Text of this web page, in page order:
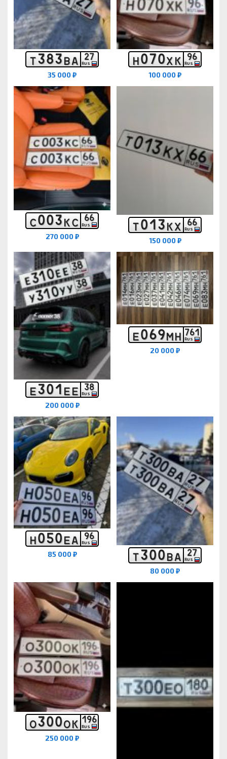
Т383ВА 27
RUS
35 000 ₽
Н070ХК 96
RUS
100 000 ₽
С003КС 66
RUS
270 000 ₽
Т013КХ 66
RUS
150 000 ₽
Е301ЕЕ 38
RUS
200 000 ₽
Е069МН 761
RUS
20 000 ₽
Н050ЕА 96
RUS
85 000 ₽ Т300ВА 27
RUS
80 000 ₽
О300ОК 196
RUS
250 000 ₽